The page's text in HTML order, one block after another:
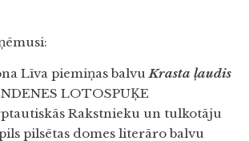
Līva piemiņas balvu Krasta ļaudis
LOTOSPUĶE
Rakstnieku un tulkotāju
pilsētas domes literāro balvu